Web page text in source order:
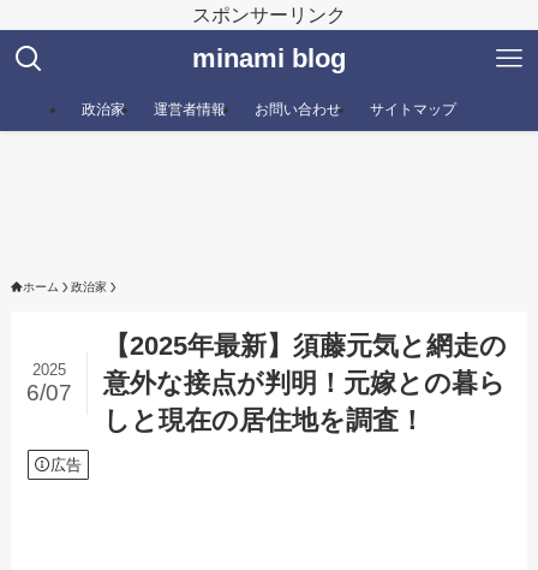
スポンサーリンク
minami blog
政治家 運営者情報 お問い合わせ サイトマップ
ホーム 政治家
【2025年最新】須藤元気と網走の
意外な接点が判明！元嫁との暮ら
しと現在の居住地を調査！
2025
6/07
広告